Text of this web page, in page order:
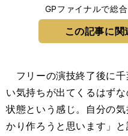
GPファイナルで総
この記事に
フリーの演技終了後に千
い気持ちが出てくるはず
状態という感じ。自分の
かり作ろうと思います」